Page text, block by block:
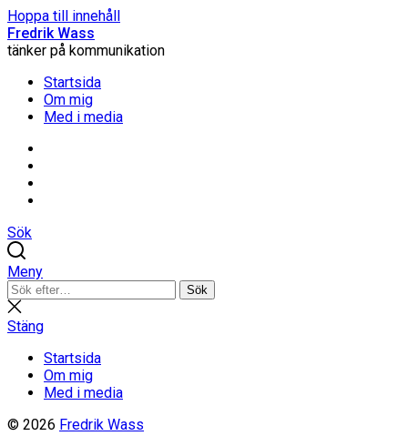
Hoppa till innehåll
Fredrik Wass
tänker på kommunikation
Startsida
Om mig
Med i media
Sök
Meny
Sök
efter:
Sök
Stäng
sökning
Stäng
Startsida
Om mig
Med i media
© 2026 Fredrik Wass